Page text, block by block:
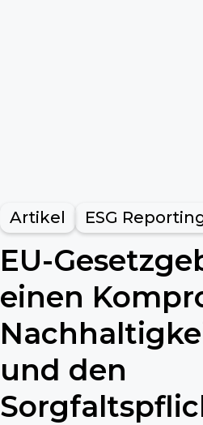
Artikel ESG
EU-
einen
und den